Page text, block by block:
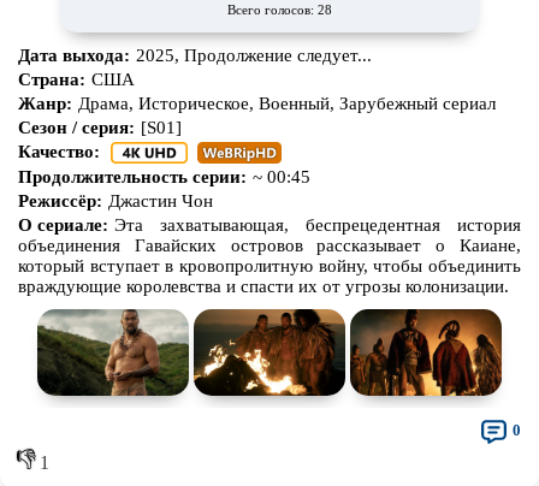
Всего голосов: 28
Дата выхода: 2025, Продолжение следует...
Страна: США
Жанр: Драма, Историческое, Военный, Зарубежный сериал
Сезон / серия: [S01]
Качество:
Продолжительность серии: ~ 00:45
Режиссёр: Джастин Чон
О сериале: Эта захватывающая, беспрецедентная история
объединения Гавайских островов рассказывает о Каиане,
который вступает в кровопролитную войну, чтобы объединить
враждующие королевства и спасти их от угрозы колонизации.
👎 1
0